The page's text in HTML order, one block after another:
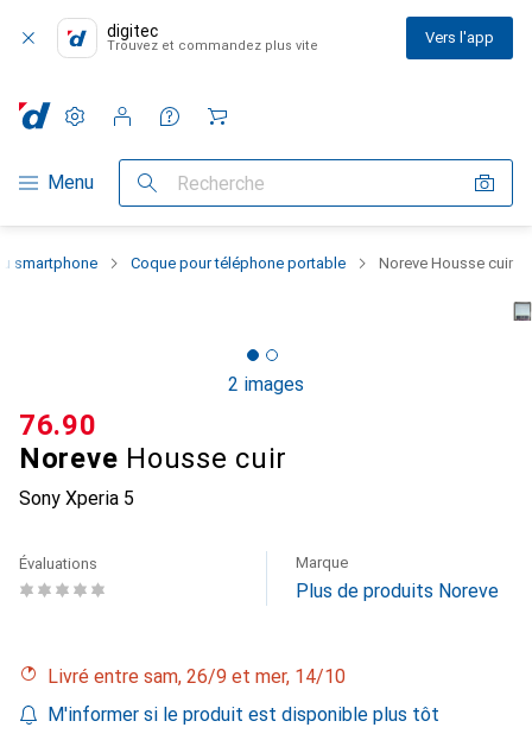
digitec
Trouvez et commandez plus vite Vers l'app
Navigation par catégorie
Menu Recherche
Paramètres
Compte client
Listes de comparaison
Listes d'envies
Panier
smartphone Coque pour téléphone portable Noreve Housse cuir
2 images
Noreve Housse cuir
Sony Xperia 5
CHF
76.90
Évaluations Marque
Plus de produits Noreve
Livré entre sam, 26/9 et mer, 14/10
M'informer si le produit est disponible plus tôt